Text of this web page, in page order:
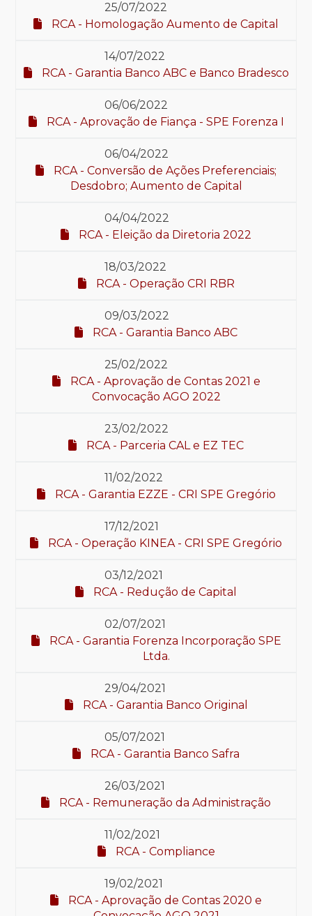
25/07/2022
RCA - Homologação Aumento de Capital
14/07/2022
RCA - Garantia Banco ABC e Banco Bradesco
06/06/2022
RCA - Aprovação de Fiança - SPE Forenza I
06/04/2022
RCA - Conversão de Ações Preferenciais;
Desdobro; Aumento de Capital
04/04/2022
RCA - Eleição da Diretoria 2022
18/03/2022
RCA - Operação CRI RBR
09/03/2022
RCA - Garantia Banco ABC
25/02/2022
RCA - Aprovação de Contas 2021 e
Convocação AGO 2022
23/02/2022
RCA - Parceria CAL e EZ TEC
11/02/2022
RCA - Garantia EZZE - CRI SPE Gregório
17/12/2021
RCA - Operação KINEA - CRI SPE Gregório
03/12/2021
RCA - Redução de Capital
02/07/2021
RCA - Garantia Forenza Incorporação SPE
Ltda.
29/04/2021
RCA - Garantia Banco Original
05/07/2021
RCA - Garantia Banco Safra
26/03/2021
RCA - Remuneração da Administração
11/02/2021
RCA - Compliance
19/02/2021
RCA - Aprovação de Contas 2020 e